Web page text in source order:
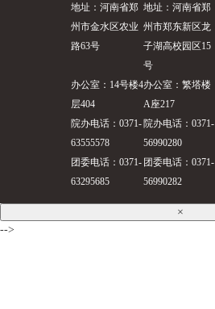
地址：河南省郑
州市金水区农业
路63号
地址：河南省郑
州市郑东新区龙
子湖高校园区15
号
办公室：14号楼4
层404
办公室：繁塔楼
A座217
院办电话：0371-
63555578
院办电话：0371-
56990280
团委电话：0371-
63295685
团委电话：0371-
56990282
×
-->